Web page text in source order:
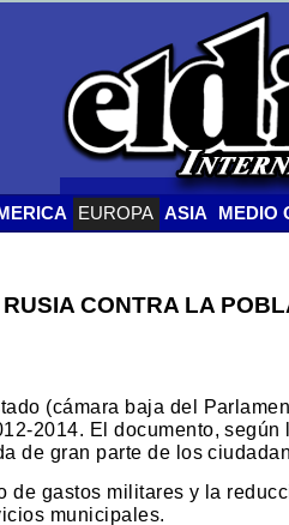
EUROPA ASIA MEDIO
CONTRA LA
(cámara baja del
2014. El documento, según
de gran parte de los
de gastos militares y la
municipales.